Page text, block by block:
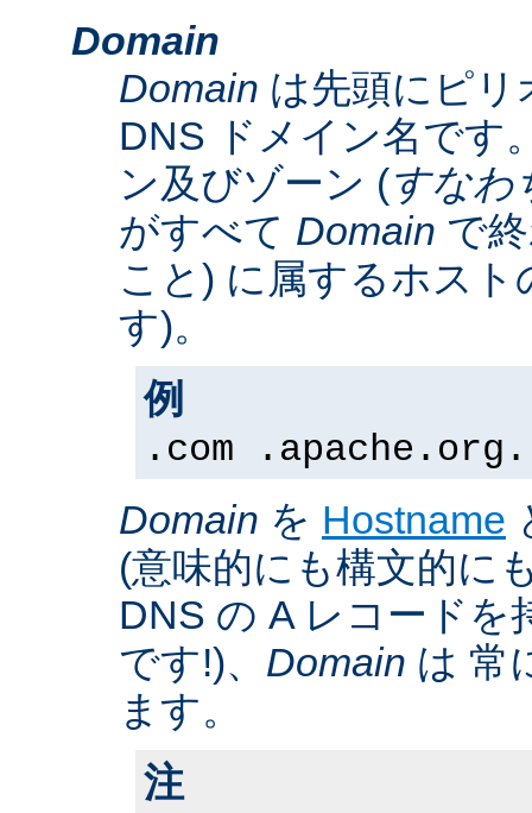
Domain
Domain は先頭にピリ
DNS ドメイン名です
ン及びゾーン (すなわ
がすべて Domain で
こと) に属するホス
す)。
例
.com .apache.org.
Domain を Hostname
(意味的にも構文的に
DNS の A レコードを
です!)、 Domain は 常
ます。
注